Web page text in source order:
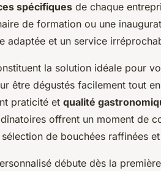
spécifiques de chaque
de formation ou une
adaptée et un service
la solution idéale pour
être dégustés facilement tout
praticité et qualité
offrent un moment de
de bouchées raffinées
débute dès la